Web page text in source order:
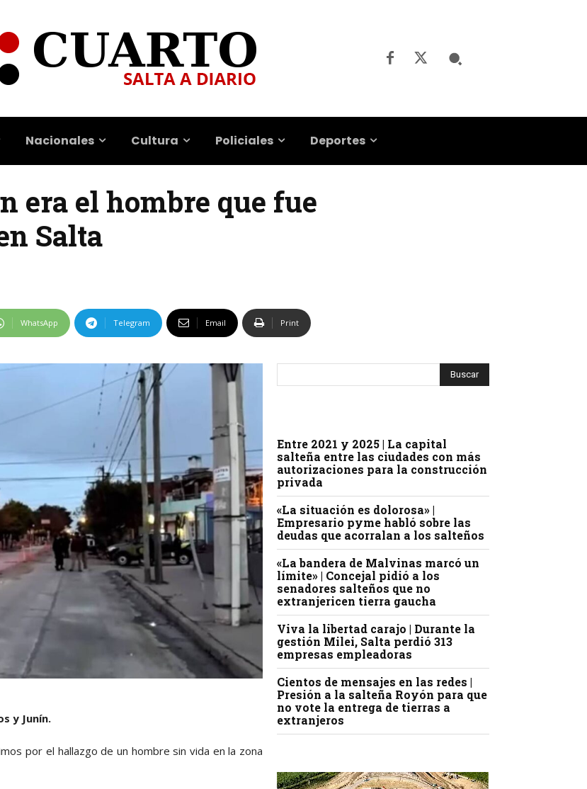
Nacionales Cultura Policiales Deportes
era el hombre que fue
Salta
WhatsApp Telegram Email Print
y Junín.
por el hallazgo de un hombre sin vida en la zona
Entre 2021 y 2025 | La capital
salteña entre las ciudades con más
autorizaciones para la construcción
privada
«La situación es dolorosa» |
Empresario pyme habló sobre las
deudas que acorralan a los salteños
«La bandera de Malvinas marcó un
límite» | Concejal pidió a los
senadores salteños que no
extranjericen tierra gaucha
Viva la libertad carajo | Durante la
gestión Milei, Salta perdió 313
empresas empleadoras
Cientos de mensajes en las redes |
Presión a la salteña Royón para que
no vote la entrega de tierras a
extranjeros